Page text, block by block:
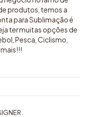
produtos, temos a
para Sublimação é
ter muitas opções de
Pesca, Ciclismo,
.